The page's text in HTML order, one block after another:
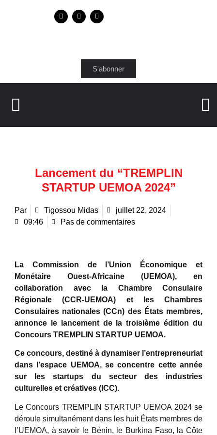
S'abonner
Lancement du “TREMPLIN
STARTUP UEMOA 2024”
Par Tigossou Midas
juillet 22, 2024
09:46
Pas de commentaires
La Commission de l’Union Économique et
Monétaire Ouest-Africaine (UEMOA), en
collaboration avec la Chambre Consulaire
Régionale (CCR-UEMOA) et les Chambres
Consulaires nationales (CCn) des États membres,
annonce le lancement de la troisième édition du
Concours TREMPLIN STARTUP UEMOA.
Ce concours, destiné à dynamiser l’entrepreneuriat
dans l’espace UEMOA, se concentre cette année
sur les startups du secteur des industries
culturelles et créatives (ICC).
Le Concours TREMPLIN STARTUP UEMOA 2024 se
déroule simultanément dans les huit États membres de
l’UEMOA, à savoir le Bénin, le Burkina Faso, la Côte